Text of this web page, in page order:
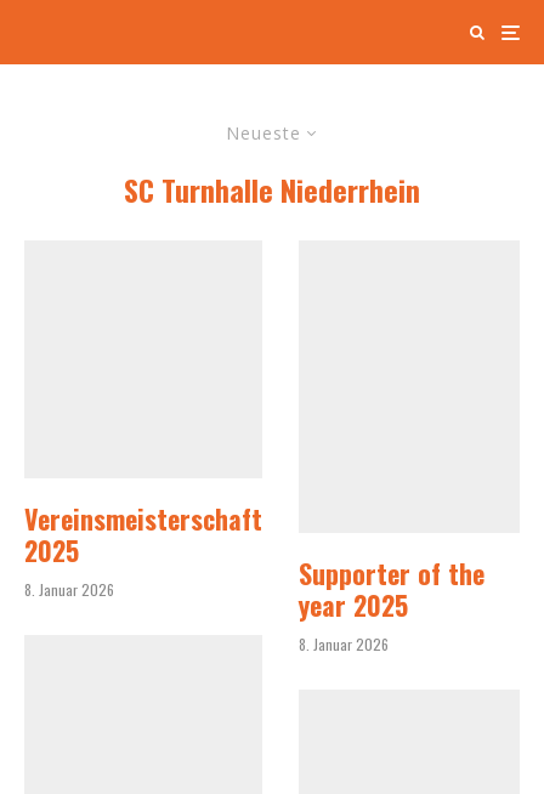
Neueste
SC Turnhalle Niederrhein
Vereinsmeisterschaft
2025
8. Januar 2026
Supporter of the
year 2025
8. Januar 2026